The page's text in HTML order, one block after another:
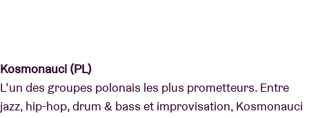
Kosmonauci (PL)
L’un des groupes polonais les plus prometteurs. Entre
jazz, hip-hop, drum & bass et improvisation, Kosmonauci